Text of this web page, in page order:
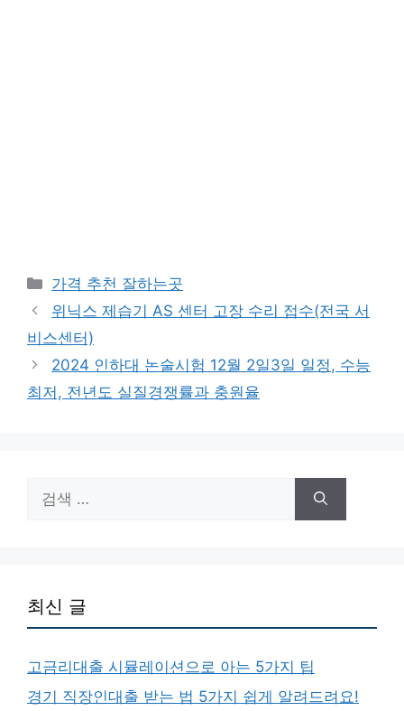
카
테
고
리
가격 추천 잘하는곳
위닉스 제습기 AS 센터 고장 수리 접수(전국 서
비스센터)
2024 인하대 논술시험 12월 2일3일 일정, 수능
최저, 전년도 실질경쟁률과 충원율
색:
최신 글
고금리대출 시뮬레이션으로 아는 5가지 팁
경기 직장인대출 받는 법 5가지 쉽게 알려드려요!